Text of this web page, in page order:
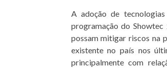
A adoção de
programação do
possam mitigar riscos na
existente no país nos
principalmente com